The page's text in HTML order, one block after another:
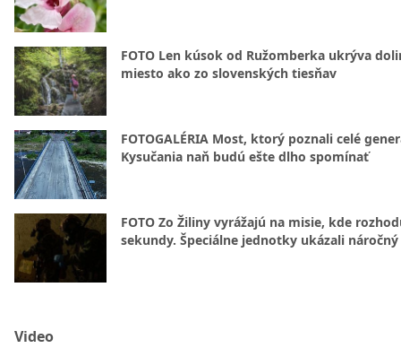
FOTO Len kúsok od Ružomberka ukrýva
miesto ako zo slovenských tiesňav
FOTOGALÉRIA Most, ktorý poznali celé
Kysučania naň budú ešte dlho spomínať
FOTO Zo Žiliny vyrážajú na misie, kde
sekundy. Špeciálne jednotky ukázali
Video